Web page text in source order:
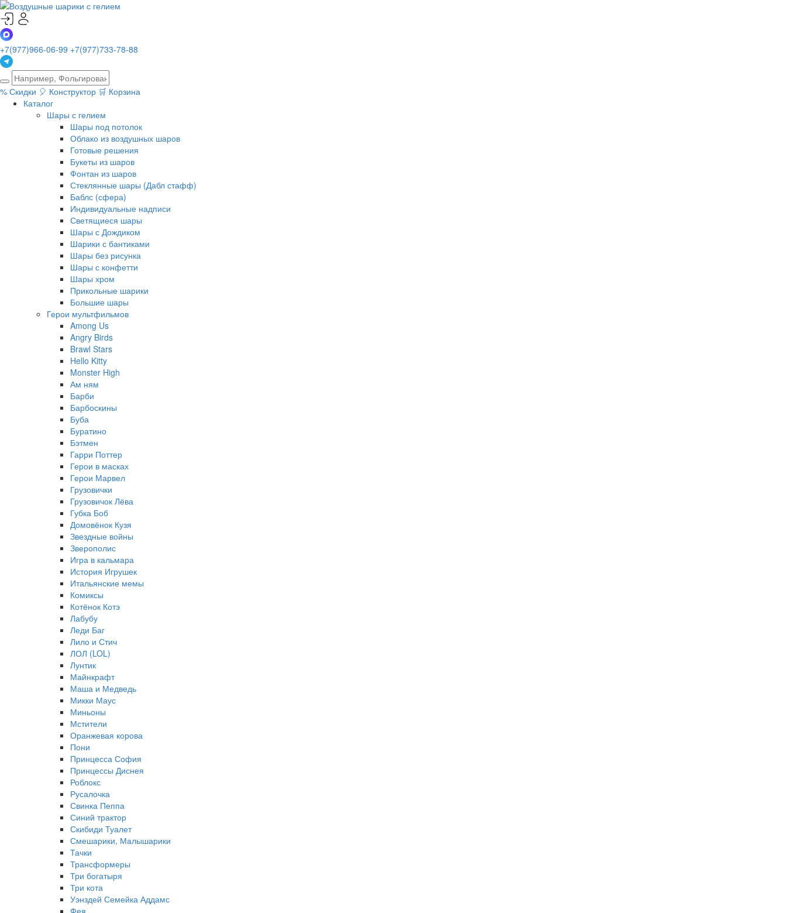
+7(977)966-06-99 +7(977)733-78-88
% Скидки 🎈 Конструктор 🛒 Корзина
Каталог
Шары с гелием
Шары под потолок
Облако из воздушных шаров
Готовые решения
Букеты из шаров
Фонтан из шаров
Стеклянные шары (Дабл стафф)
Баблс (сфера)
Индивидуальные надписи
Светящиеся шары
Шары с Дождиком
Шарики с бантиками
Шары без рисунка
Шары с конфетти
Шары хром
Прикольные шарики
Большие шары
Герои мультфильмов
Among Us
Angry Birds
Brawl Stars
Hello Kitty
Monster High
Ам ням
Барби
Барбоскины
Буба
Буратино
Бэтмен
Гарри Поттер
Герои в масках
Герои Марвел
Грузовички
Грузовичок Лёва
Губка Боб
Домовёнок Кузя
Звездные войны
Зверополис
Игра в кальмара
История Игрушек
Итальянские мемы
Комиксы
Котёнок Котэ
Лабубу
Леди Баг
Лило и Стич
ЛОЛ (LOL)
Лунтик
Майнкрафт
Маша и Медведь
Микки Маус
Миньоны
Мстители
Оранжевая корова
Пони
Принцесса София
Принцессы Диснея
Роблокс
Русалочка
Свинка Пеппа
Синий трактор
Скибиди Туалет
Смешарики, Малышарики
Тачки
Трансформеры
Три богатыря
Три кота
Уэнздей Семейка Аддамс
Фея